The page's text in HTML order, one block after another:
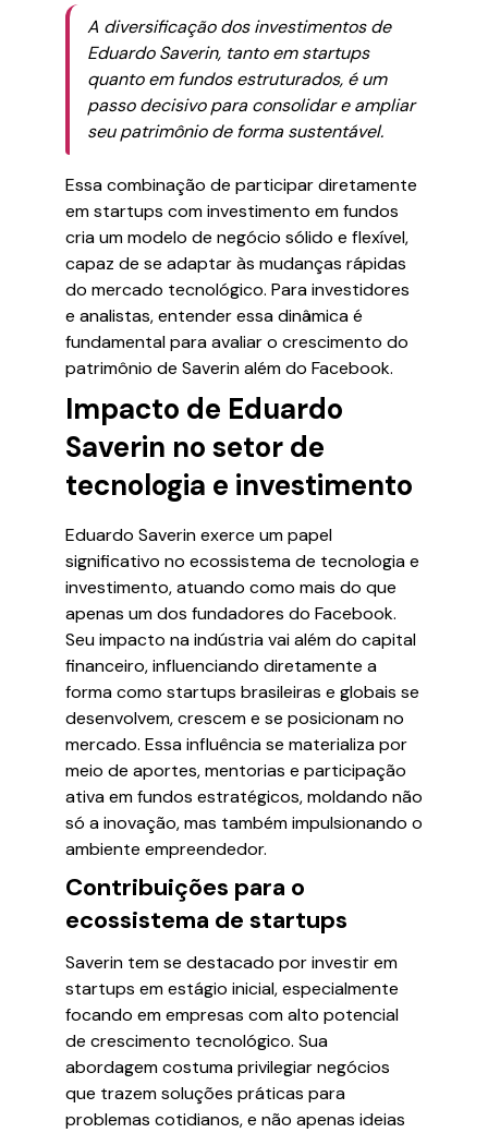
A diversificação dos investimentos de
Eduardo Saverin, tanto em startups
quanto em fundos estruturados, é um
passo decisivo para consolidar e ampliar
seu patrimônio de forma sustentável.
Essa combinação de participar diretamente
em startups com investimento em fundos
cria um modelo de negócio sólido e flexível,
capaz de se adaptar às mudanças rápidas
do mercado tecnológico. Para investidores
e analistas, entender essa dinâmica é
fundamental para avaliar o crescimento do
patrimônio de Saverin além do Facebook.
Impacto de Eduardo
Saverin no setor de
tecnologia e investimento
Eduardo Saverin exerce um papel
significativo no ecossistema de tecnologia e
investimento, atuando como mais do que
apenas um dos fundadores do Facebook.
Seu impacto na indústria vai além do capital
financeiro, influenciando diretamente a
forma como startups brasileiras e globais se
desenvolvem, crescem e se posicionam no
mercado. Essa influência se materializa por
meio de aportes, mentorias e participação
ativa em fundos estratégicos, moldando não
só a inovação, mas também impulsionando o
ambiente empreendedor.
Contribuições para o
ecossistema de startups
Saverin tem se destacado por investir em
startups em estágio inicial, especialmente
focando em empresas com alto potencial
de crescimento tecnológico. Sua
abordagem costuma privilegiar negócios
que trazem soluções práticas para
problemas cotidianos, e não apenas ideias